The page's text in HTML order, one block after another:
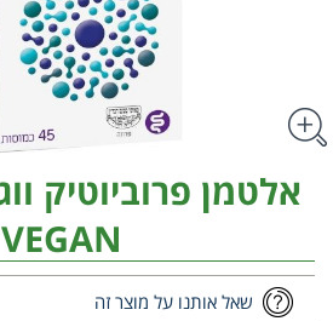
VEGAN
שאל אותנו על מוצר זה